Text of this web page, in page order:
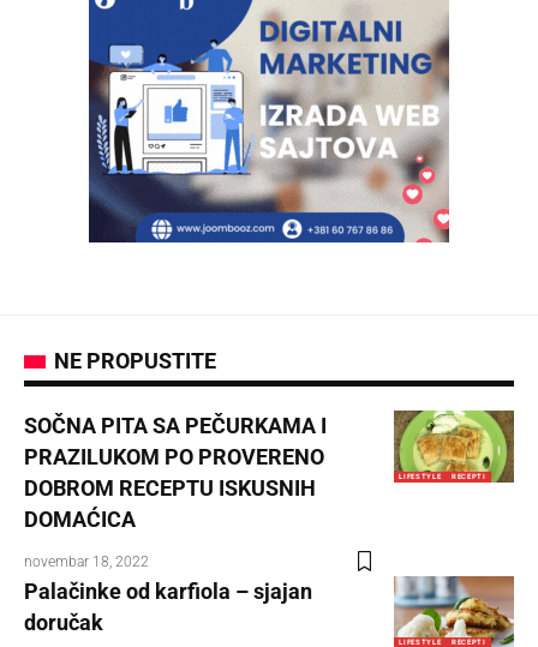
NE PROPUSTITE
LIFESTYLE RECEPTI
SOČNA PITA SA PEČURKAMA I
PRAZILUKOM PO PROVERENO
DOBROM RECEPTU ISKUSNIH
DOMAĆICA
novembar 18, 2022
LIFESTYLE RECEPTI
Palačinke od karfiola – sjajan
doručak